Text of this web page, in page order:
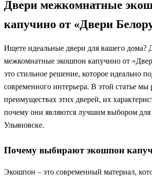
Двери межкомнатные
капучино от «Двери
Ищете идеальные двери для вашего дома?
межкомнатные экошпон капучино от
это стильное решение, которое идеально
современного интерьера. В этой статье мы
преимуществах этих дверей, их
почему они являются лучшим выбором для
Ульяновске.
Почему выбирают экошпон
Экошпон – это современный материал,